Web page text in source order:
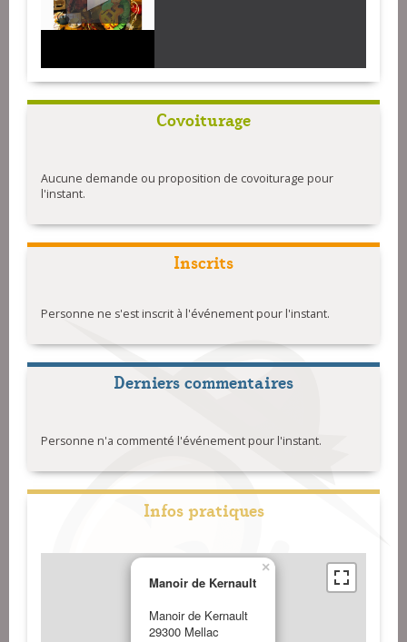
Covoiturage
Aucune demande ou proposition de covoiturage pour
l'instant.
Inscrits
Personne ne s'est inscrit à l'événement pour l'instant.
Derniers commentaires
Personne n'a commenté l'événement pour l'instant.
Infos pratiques
Manoir de Kernault
Manoir de Kernault
29300 Mellac
×